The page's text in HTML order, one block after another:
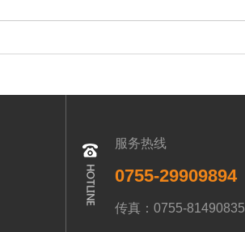
服务热线
0755-29909894
传真：0755-81490835